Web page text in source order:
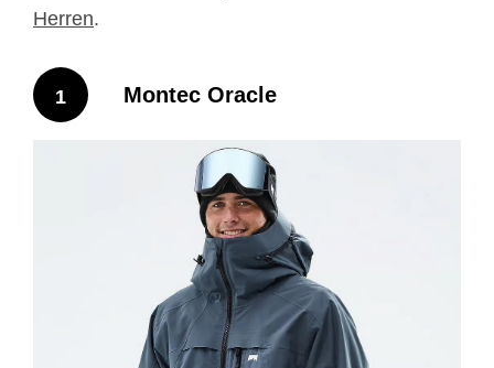
Herren.
1 Montec Oracle